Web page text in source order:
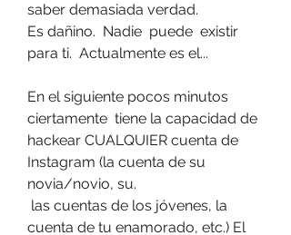
saber demasiada verdad.
Es dañino.  Nadie  puede  existir
para ti.  Actualmente es el...
En el siguiente pocos minutos
ciertamente  tiene la capacidad de
hackear CUALQUIER cuenta de
Instagram (la cuenta de su
novia/novio, su.
cuenta de tu enamorado, etc.) El